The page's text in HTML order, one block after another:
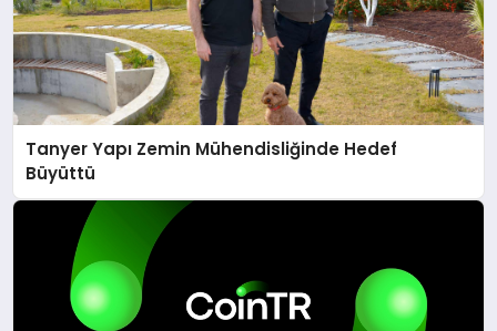
Tanyer Yapı Zemin Mühendisliğinde Hedef
Büyüttü